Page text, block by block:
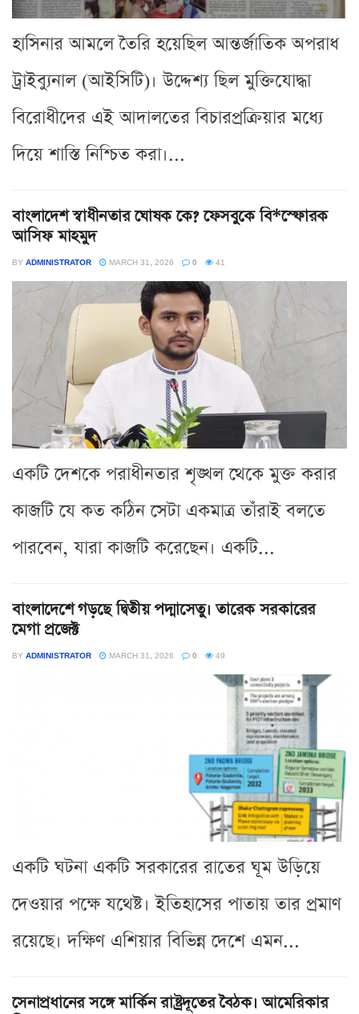
হাসিনার আমলে তৈরি হয়েছিল আন্তর্জাতিক অপরাধ
ট্রাইব্যুনাল (আইসিটি)। উদ্দেশ্য ছিল মুক্তিযোদ্ধা
বিরোধীদের এই আদালতের বিচারপ্রক্রিয়ার মধ্যে
দিয়ে শাস্তি নিশ্চিত করা।...
বাংলাদেশ স্বাধীনতার ঘোষক কে? ফেসবুকে বি*স্ফোরক
আসিফ মাহমুদ
BY ADMINISTRATOR MARCH 31, 2026 0 41
একটি দেশকে পরাধীনতার শৃঙ্খল থেকে মুক্ত করার
কাজটি যে কত কঠিন সেটা একমাত্র তাঁরাই বলতে
পারবেন, যারা কাজটি করেছেন। একটি...
বাংলাদেশে গড়ছে দ্বিতীয় পদ্মাসেতু। তারেক সরকারের
মেগা প্রজেক্ট
BY ADMINISTRATOR MARCH 31, 2026 0 49
একটি ঘটনা একটি সরকারের রাতের ঘূম উড়িয়ে
দেওয়ার পক্ষে যথেষ্ট। ইতিহাসের পাতায় তার প্রমাণ
রয়েছে। দক্ষিণ এশিয়ার বিভিন্ন দেশে এমন...
সেনাপ্রধানের সঙ্গে মার্কিন রাষ্ট্রদূতের বৈঠক। আমেরিকার